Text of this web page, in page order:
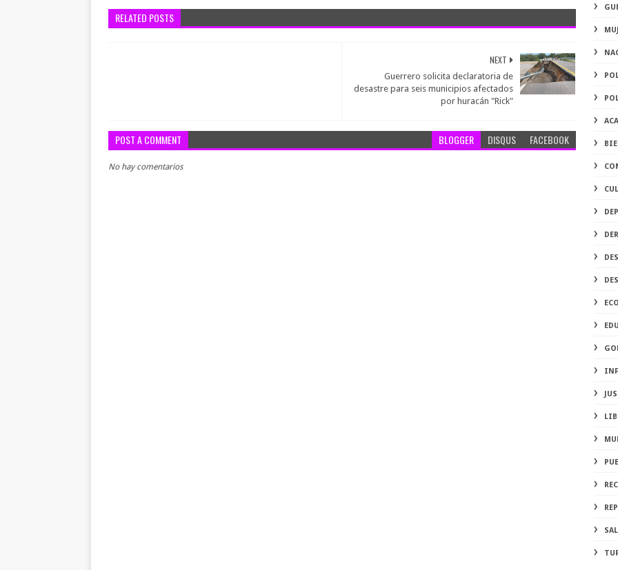
RELATED POSTS
NEXT
Guerrero solicita declaratoria de
desastre para seis municipios afectados
por huracán "Rick"
POST A COMMENT BLOGGER DISQUS FACEBOOK
No hay comentarios